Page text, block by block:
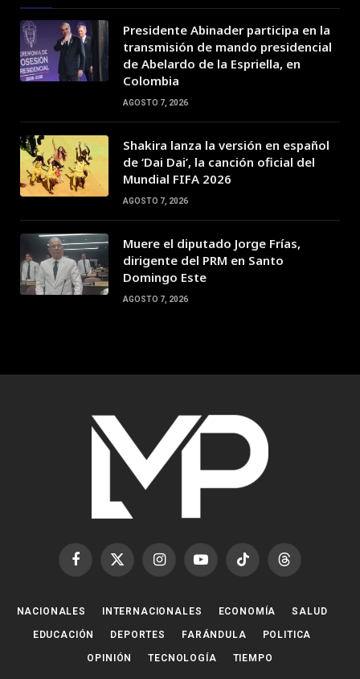
Presidente Abinader participa en la
transmisión de mando presidencial
de Abelardo de la Espriella, en
Colombia
AGOSTO 7, 2026
Shakira lanza la versión en español
de ‘Dai Dai’, la canción oficial del
Mundial FIFA 2026
AGOSTO 7, 2026
Muere el diputado Jorge Frías,
dirigente del PRM en Santo
Domingo Este
AGOSTO 7, 2026
Facebook
X
InstagramYouTubeTikTok Threads
NACIONALES INTERNACIONALES ECONOMÍA SALUD
EDUCACIÓN DEPORTES FARÁNDULA POLITICA
OPINIÓN TECNOLOGÍA TIEMPO